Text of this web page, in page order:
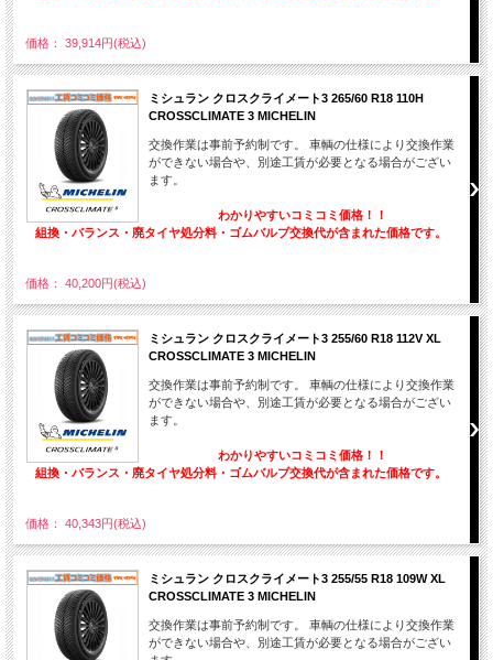
価格： 39,914円(税込)
ミシュラン クロスクライメート3 265/60 R18 110H
CROSSCLIMATE 3 MICHELIN
交換作業は事前予約制です。 車輌の仕様により交換作業
ができない場合や、別途工賃が必要となる場合がござい
ます。
わかりやすいコミコミ価格！！
組換・バランス・廃タイヤ処分料・ゴムバルブ交換代が含まれた価格です。
価格： 40,200円(税込)
ミシュラン クロスクライメート3 255/60 R18 112V XL
CROSSCLIMATE 3 MICHELIN
交換作業は事前予約制です。 車輌の仕様により交換作業
ができない場合や、別途工賃が必要となる場合がござい
ます。
わかりやすいコミコミ価格！！
組換・バランス・廃タイヤ処分料・ゴムバルブ交換代が含まれた価格です。
価格： 40,343円(税込)
ミシュラン クロスクライメート3 255/55 R18 109W XL
CROSSCLIMATE 3 MICHELIN
交換作業は事前予約制です。 車輌の仕様により交換作業
ができない場合や、別途工賃が必要となる場合がござい